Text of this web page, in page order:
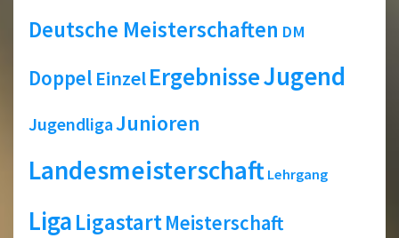
Deutsche Meisterschaften DM
Doppel EinzelErgebnisseJugend
JugendligaJunioren
Landesmeisterschaft Lehrgang
LigaLigastartMeisterschaft